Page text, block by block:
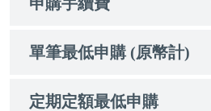
單筆最低申購 (原幣計)
定期定額最低申購